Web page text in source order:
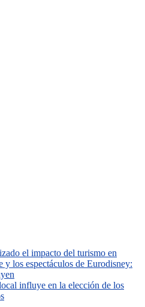
el impacto del turismo en
los espectáculos de Eurodisney:
influye en la elección de los